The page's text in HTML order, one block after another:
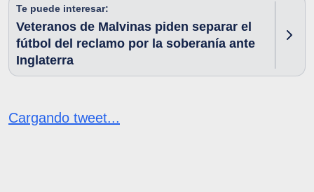
Te puede interesar:
Veteranos de Malvinas piden separar el
fútbol del reclamo por la soberanía ante
Inglaterra
Cargando tweet...